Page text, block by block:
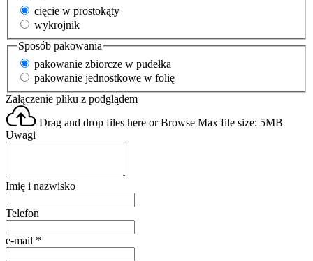
cięcie w prostokąty
wykrojnik
Sposób pakowania
pakowanie zbiorcze w pudełka
pakowanie jednostkowe w folię
Załączenie pliku z podglądem
Drag and drop files here orBrowse Max file size: 5MB
Uwagi
Imię i nazwisko
Telefon
e-mail *